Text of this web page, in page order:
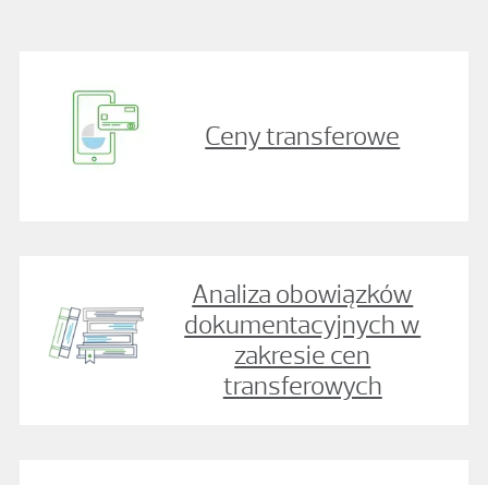
Ceny transferowe
Analiza obowiązków
dokumentacyjnych w
zakresie cen
transferowych